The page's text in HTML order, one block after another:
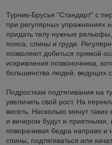
Турник-Брусья "Стандарт" с
при регулярных упражнениях
придать телу нужные
пояса, спины и груди.
позволяют добиться прямой
искривления позвоночника,
большинства людей, ведущих
Подросткам подтягивания на
увеличить свой рост. На
висеть. Несколько минут
и вечером будут и
поворачивая бедра направо
спины, подтягиваться или